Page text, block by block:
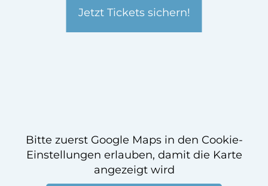
Jetzt Tickets sichern!
Bitte zuerst Google Maps in den Cookie-
Einstellungen erlauben, damit die Karte
angezeigt wird